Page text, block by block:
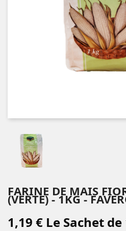
FARINE DE MAIS
(VERTE) - 1KG -
1,19 € Le Sachet